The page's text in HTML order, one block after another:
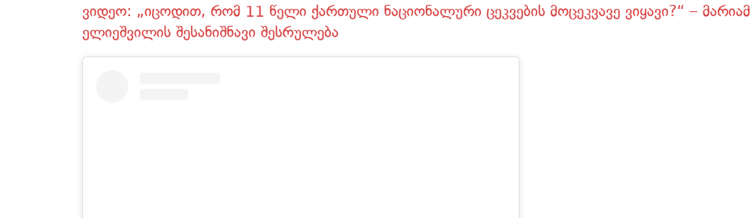
ვიდეო: „იცოდით, რომ 11 წელი ქართული ნაციონალური ცეკვების მოცეკვავე ვიყავი?“ – მარიამ
ელიეშვილის შესანიშნავი შესრულება